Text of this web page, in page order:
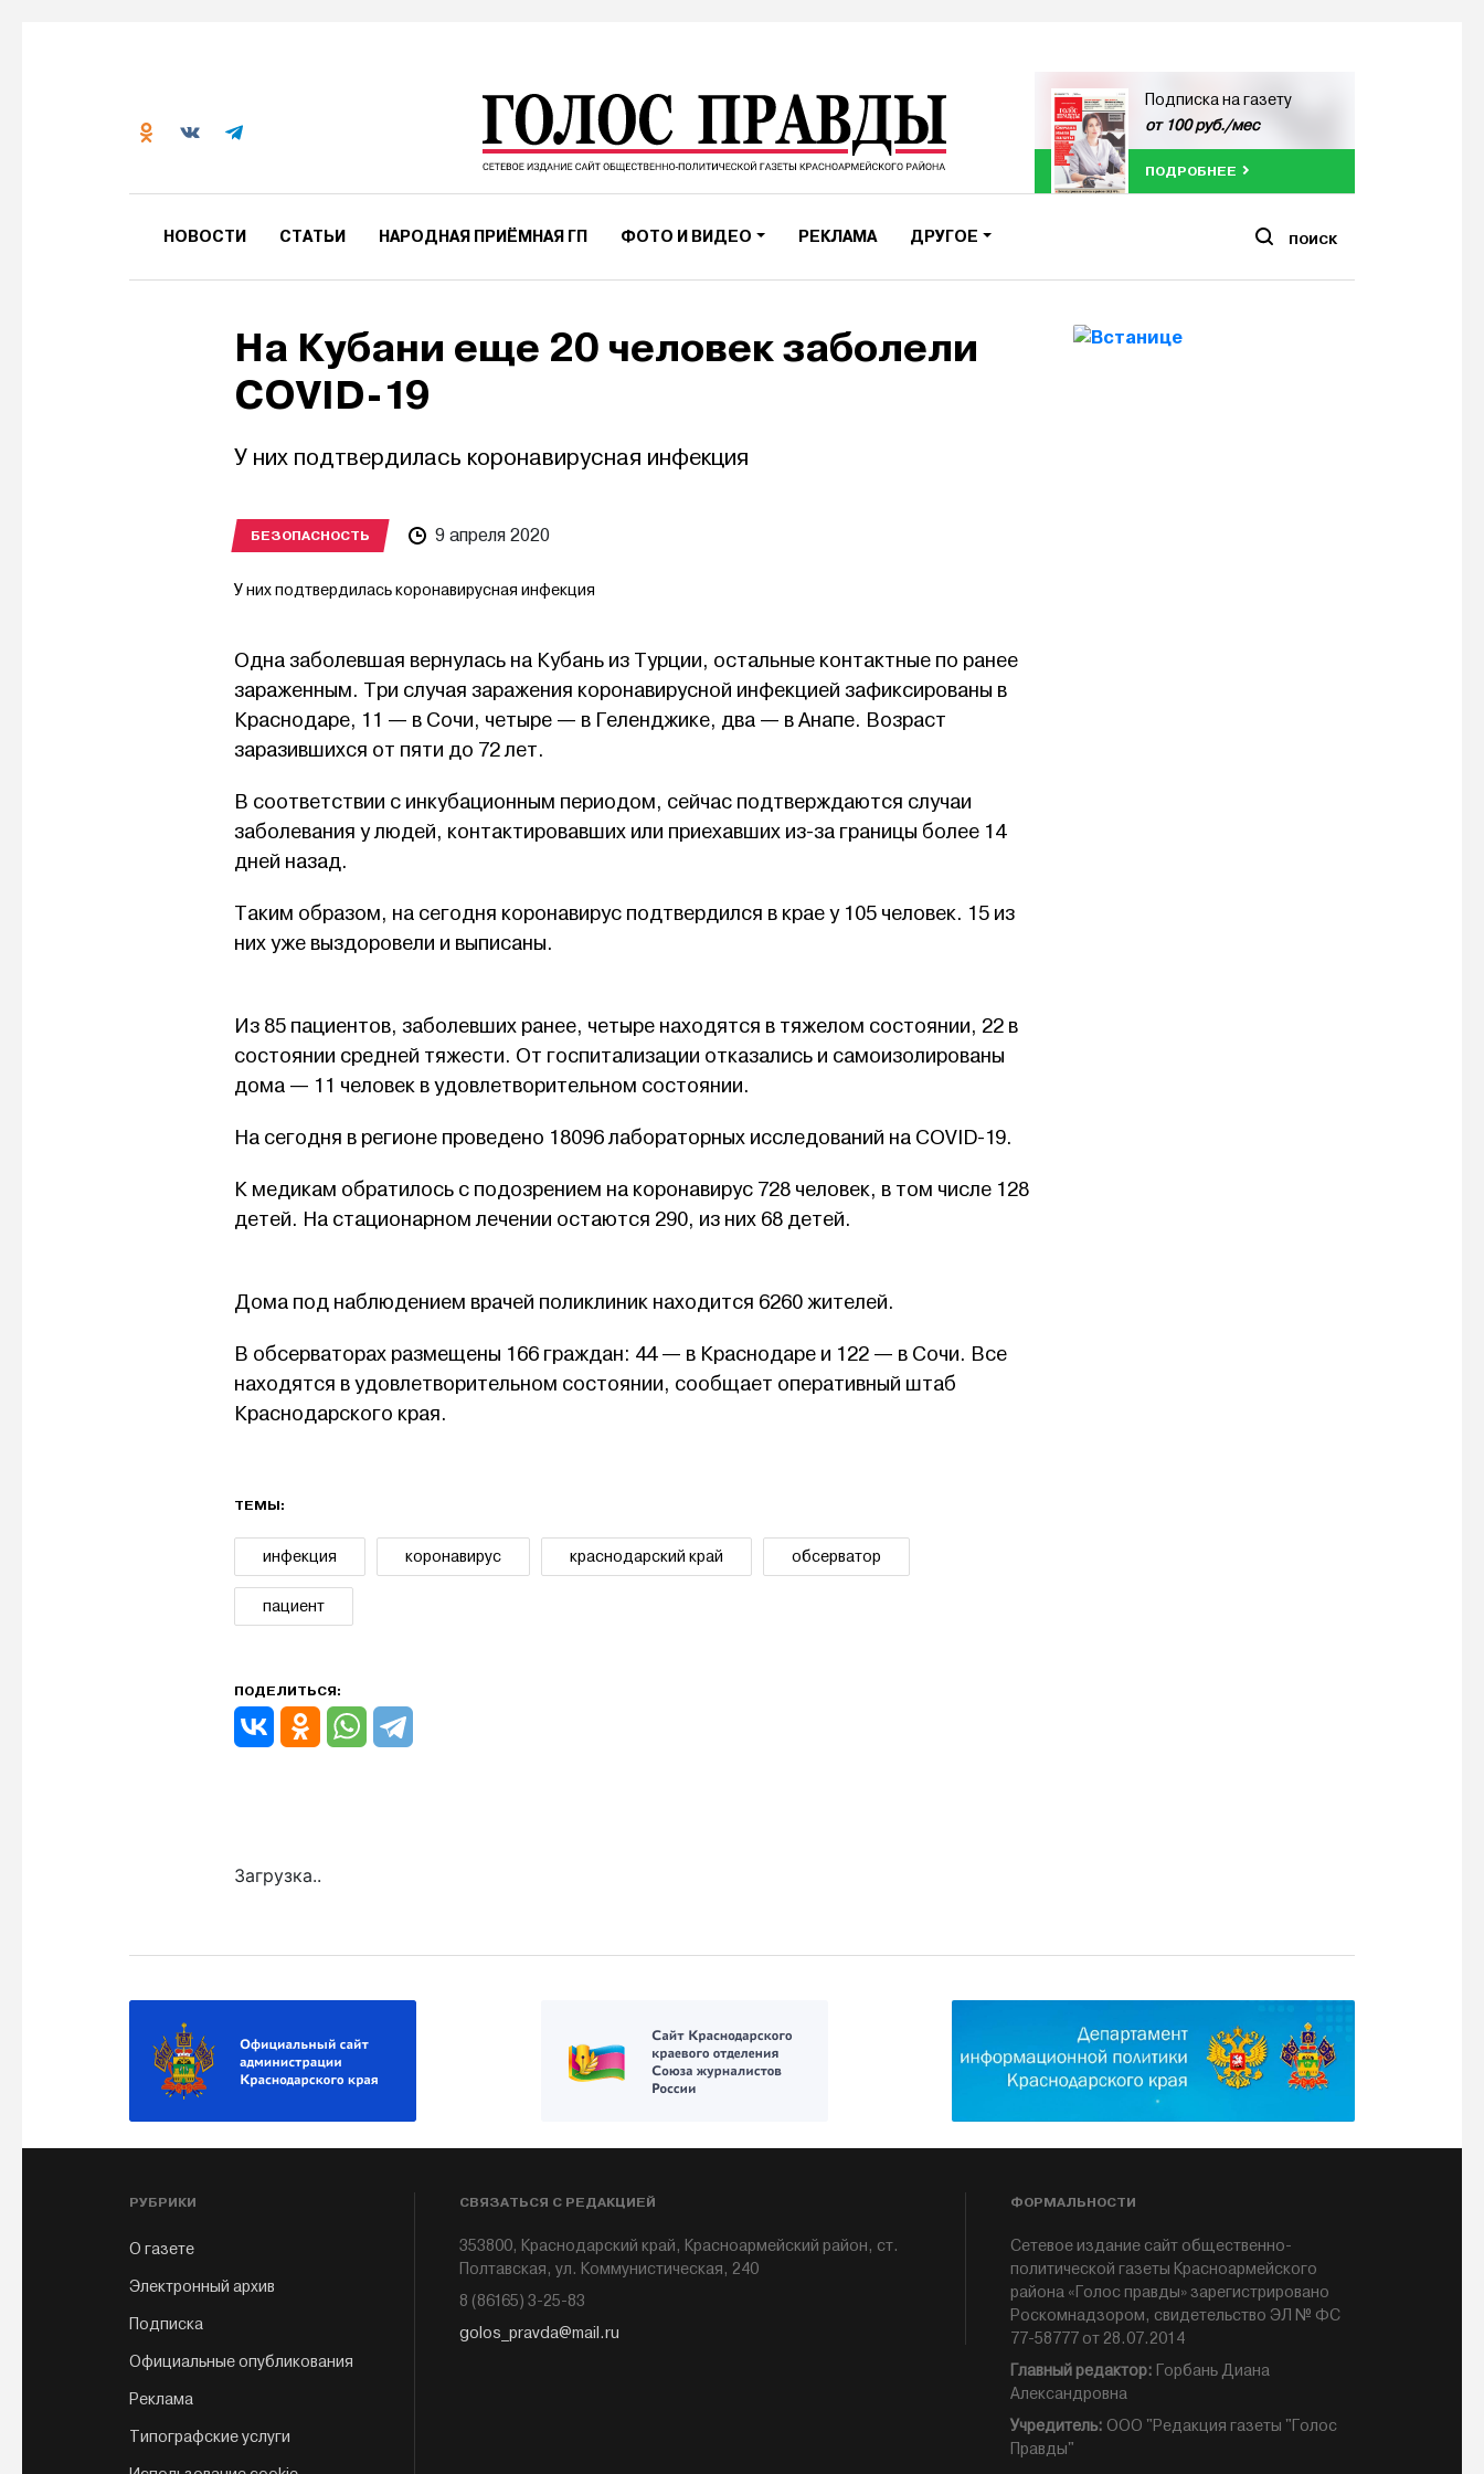
Подписка на газету
от 100 руб./мес
ПОДРОБНЕЕ
НОВОСТИ СТАТЬИ НАРОДНАЯ ПРИЁМНАЯ ГП ФОТО И ВИДЕО РЕКЛАМА ДРУГОЕ ПОИСК
На Кубани еще 20 человек заболели
COVID-19
У них подтвердилась коронавирусная инфекция
БЕЗОПАСНОСТЬ 9 апреля 2020
У них подтвердилась коронавирусная инфекция
Одна заболевшая вернулась на Кубань из Турции, остальные контактные по ранее
зараженным. Три случая заражения коронавирусной инфекцией зафиксированы в
Краснодаре, 11 — в Сочи, четыре — в Геленджике, два — в Анапе. Возраст
заразившихся от пяти до 72 лет.
В соответствии с инкубационным периодом, сейчас подтверждаются случаи
заболевания у людей, контактировавших или приехавших из-за границы более 14
дней назад.
Таким образом, на сегодня коронавирус подтвердился в крае у 105 человек. 15 из
них уже выздоровели и выписаны.
Из 85 пациентов, заболевших ранее, четыре находятся в тяжелом состоянии, 22 в
состоянии средней тяжести. От госпитализации отказались и самоизолированы
дома — 11 человек в удовлетворительном состоянии.
На сегодня в регионе проведено 18096 лабораторных исследований на COVID-19.
К медикам обратилось с подозрением на коронавирус 728 человек, в том числе 128
детей. На стационарном лечении остаются 290, из них 68 детей.
Дома под наблюдением врачей поликлиник находится 6260 жителей.
В обсерваторах размещены 166 граждан: 44 — в Краснодаре и 122 — в Сочи. Все
находятся в удовлетворительном состоянии, сообщает оперативный штаб
Краснодарского края.
ТЕМЫ:
инфекция коронавирус краснодарский край обсерватор
пациент
ПОДЕЛИТЬСЯ:
Загрузка..
РУБРИКИ
О газете
Электронный архив
Подписка
Официальные опубликования
Реклама
Типографские услуги
СВЯЗАТЬСЯ С РЕДАКЦИЕЙ
353800, Краснодарский край, Красноармейский район, ст.
Полтавская, ул. Коммунистическая, 240
8 (86165) 3-25-83
golos_pravda@mail.ru
ФОРМАЛЬНОСТИ
Сетевое издание сайт общественно-
политической газеты Красноармейского
района «Голос правды» зарегистрировано
Роскомнадзором, свидетельство ЭЛ № ФС
77-58777 от 28.07.2014
Главный редактор: Горбань Диана
Александровна
Учредитель: ООО "Редакция газеты "Голос
Правды"